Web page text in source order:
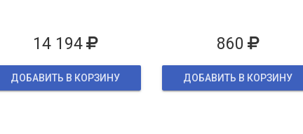
14 194
ДОБАВИТЬ В КОРЗИНУ
860
ДОБАВИТЬ В КОРЗИНУ